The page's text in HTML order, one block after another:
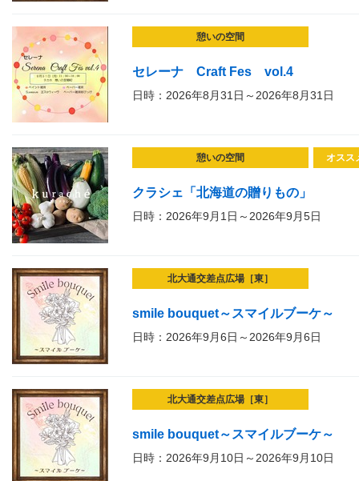
憩いの空間
セレーナ Craft Fes vol.4
日時：2026年8月31日～2026年8月31日
憩いの空間 オスス
クラシェ「北海道の贈りもの」
日時：2026年9月1日～2026年9月5日
北大通交差点広場［東］
smile bouquet～スマイルブーケ～
日時：2026年9月6日～2026年9月6日
北大通交差点広場［東］
smile bouquet～スマイルブーケ～
日時：2026年9月10日～2026年9月10日